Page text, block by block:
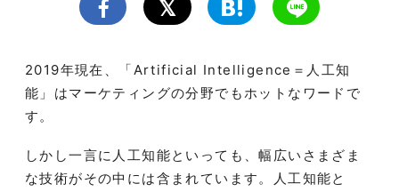
2019年現在、「Artificial Intelligence＝人工知
能」はマーケティングの分野でもホットなワードで
す。
しかし一言に人工知能といっても、幅広いさまざま
な技術がその中には含まれています。人工知能と